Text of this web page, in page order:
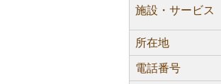
施設・サービス
所在地
電話番号